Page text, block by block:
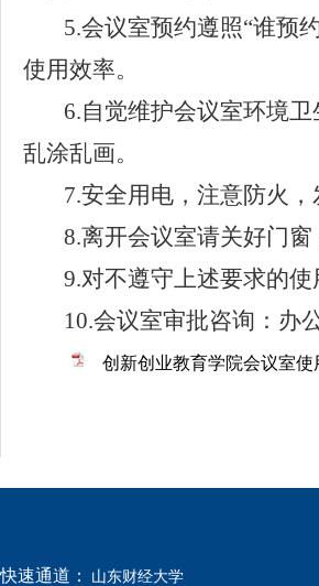
5.会议室预约遵照“谁预
使用效率。
6.自觉维护会议室环境
乱涂乱画。
7.安全用电，注意防火
8.离开会议室请关好门
9.对不遵守上述要求的
10.会议室审批咨询：办
创新创业教育学院会议室
快速通道： 山东财经大学